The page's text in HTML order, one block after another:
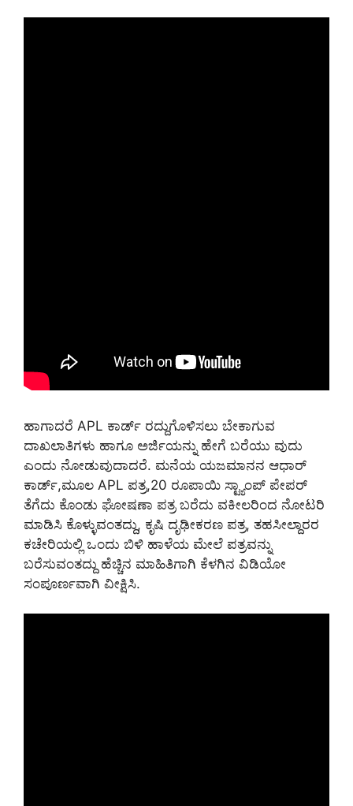
ಹಾಗಾದರೆ APL ಕಾರ್ಡ್ ರದ್ದುಗೊಳಿಸಲು ಬೇಕಾಗುವ
ದಾಖಲಾತಿಗಳು ಹಾಗೂ ಅರ್ಜಿಯನ್ನು ಹೇಗೆ ಬರೆಯು ವುದು
ಎಂದು ನೋಡುವುದಾದರೆ. ಮನೆಯ ಯಜಮಾನನ ಆಧಾರ್
ಕಾರ್ಡ್,ಮೂಲ APL ಪತ್ರ,20 ರೂಪಾಯಿ ಸ್ಟ್ಯಾಂಪ್ ಪೇಪರ್
ತೆಗೆದು ಕೊಂಡು ಘೋಷಣಾ ಪತ್ರ ಬರೆದು ವಕೀಲರಿಂದ ನೋಟರಿ
ಮಾಡಿಸಿ ಕೊಳ್ಳುವಂತದ್ದು, ಕೃಷಿ ದೃಢೀಕರಣ ಪತ್ರ, ತಹಸೀಲ್ದಾರರ
ಕಚೇರಿಯಲ್ಲಿ ಒಂದು ಬಿಳಿ ಹಾಳೆಯ ಮೇಲೆ ಪತ್ರವನ್ನು
ಬರೆಸುವಂತದ್ದು ಹೆಚ್ಚಿನ ಮಾಹಿತಿಗಾಗಿ ಕೆಳಗಿನ ವಿಡಿಯೋ
ಸಂಪೂರ್ಣವಾಗಿ ವೀಕ್ಷಿಸಿ.